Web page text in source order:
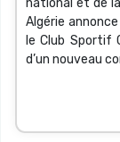
national et de
Algérie
le Club Sportif
d’un nouveau